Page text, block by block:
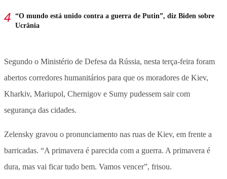
“O mundo está unido contra a guerra de Putin”, diz Biden sobre
Ucrânia
Segundo o Ministério de Defesa da Rússia, nesta terça-feira foram
abertos corredores humanitários para que os moradores de Kiev,
Kharkiv, Mariupol, Chernigov e Sumy pudessem sair com
segurança das cidades.
Zelensky gravou o pronunciamento nas ruas de Kiev, em frente a
barricadas. “A primavera é parecida com a guerra. A primavera é
dura, mas vai ficar tudo bem. Vamos vencer”, frisou.